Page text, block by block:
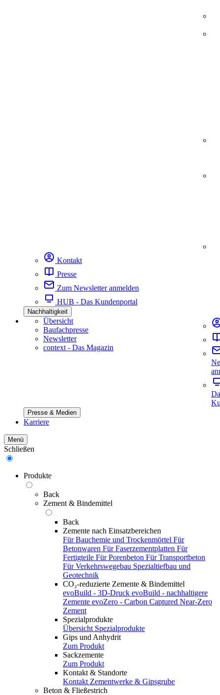
Kontakt
Presse
Zum Newsletter anmelden
HUB - Das Kundenportal
Nachhaltigkeit
Übersicht
Baufachpresse
Newsletter
context - Das Magazin
Presse & Medien
Karriere
Menü
Schließen
Produkte
Back
Zement & Bindemittel
Back
Zemente nach Einsatzbereichen
Für Bauchemie und Trockenmörtel Für
Betonwaren Für Faserzementplatten Für
Fertigteile Für Porenbeton Für Transportbeton
Für Verkehrswegebau Spezialtiefbau und
Geotechnik
CO₂-reduzierte Zemente & Bindemittel
evoBuild - 3D-Druck evoBuild - nachhaltigere
Zemente evoZero - Carbon Captured Near-Zero
Zement
Spezialprodukte
Übersicht Spezialprodukte
Gips und Anhydrit
Zum Produkt
Sackzemente
Zum Produkt
Kontakt & Standorte
Kontakt Zementwerke & Gipsgrube
Beton & Fließestrich